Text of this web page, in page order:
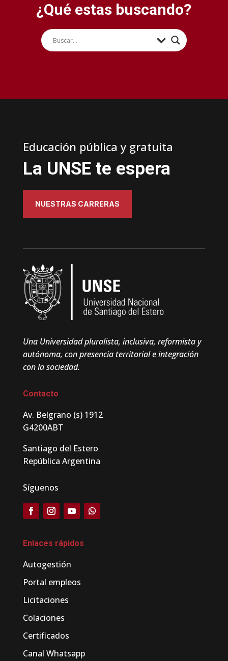
¿Qué estas buscando?
Educación pública y gratuita
La UNSE te espera
NUESTRAS CARRERAS
Una Universidad pluralista, inclusiva, reformista y
autónoma, con presencia territorial e integración
con la sociedad.
Contacto
Av. Belgrano (s) 1912
G4200ABT
Santiago del Estero
República Argentina
Síguenos
Enlaces rápidos
Autogestión
Portal empleos
Licitaciones
Colaciones
Certificados
Canal Whatsapp